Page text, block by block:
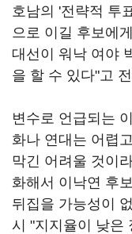
호남의 '전략적 투
으로 이길 후보에
대선이 워낙 여야
을 할 수 있다"고
변수로 언급되는
화나 연대는 어렵
막긴 어려울 것이
화해서 이낙연 후
뒤집을 가능성이
시 "지지율이 낮은